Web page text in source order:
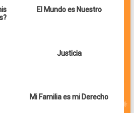
El Mundo es Nuestro
Justicia
Mi Familia es mi Derecho